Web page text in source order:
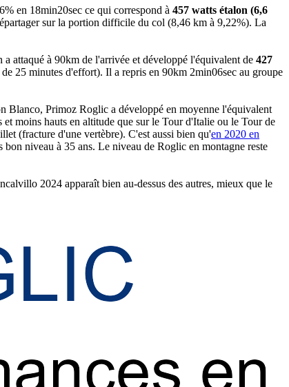
en 18min20sec ce qui correspond à 457 watts étalon (6,6
sur la portion difficile du col (8,46 km à 9,22%). La
attaqué à 90km de l'arrivée et développé l'équivalent de 427
25 minutes d'effort). Il a repris en 90km 2min06sec au groupe
Blanco, Primoz Roglic a développé en moyenne l'équivalent
moins hauts en altitude que sur le Tour d'Italie ou le Tour de
(fracture d'une vertèbre). C'est aussi bien qu'en 2020 en
niveau à 35 ans. Le niveau de Roglic en montagne reste
2024 apparaît bien au-dessus des autres, mieux que le